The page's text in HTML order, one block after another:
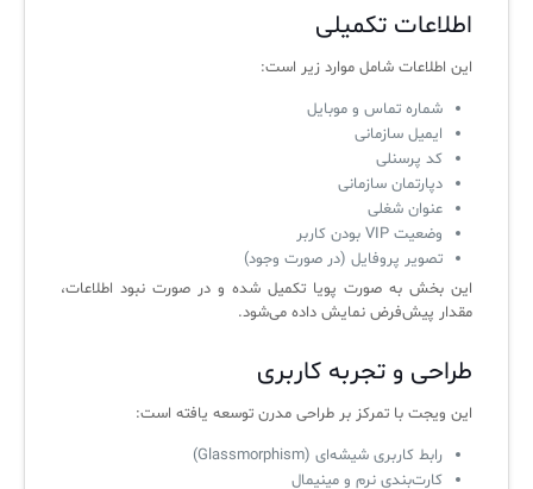
اطلاعات تکمیلی
این اطلاعات شامل موارد زیر است:
شماره تماس و موبایل
ایمیل سازمانی
کد پرسنلی
دپارتمان سازمانی
عنوان شغلی
وضعیت VIP بودن کاربر
تصویر پروفایل (در صورت وجود)
این بخش به صورت پویا تکمیل شده و در صورت نبود اطلاعات،
مقدار پیش‌فرض نمایش داده می‌شود.
طراحی و تجربه کاربری
این ویجت با تمرکز بر طراحی مدرن توسعه یافته است:
رابط کاربری شیشه‌ای (Glassmorphism)
کارت‌بندی نرم و مینیمال
سامانه مدیریت و مانیتورینگ شبکه
سامانه آزمون آنلاین